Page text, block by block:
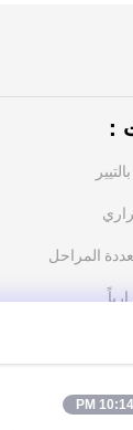
المراحل
10:14 PM